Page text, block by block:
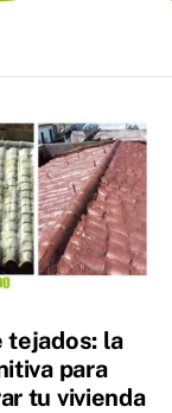
tejados: la
para
tu vivienda